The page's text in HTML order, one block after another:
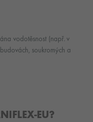
vodotěsnost (např. v
soukromých a
EU?